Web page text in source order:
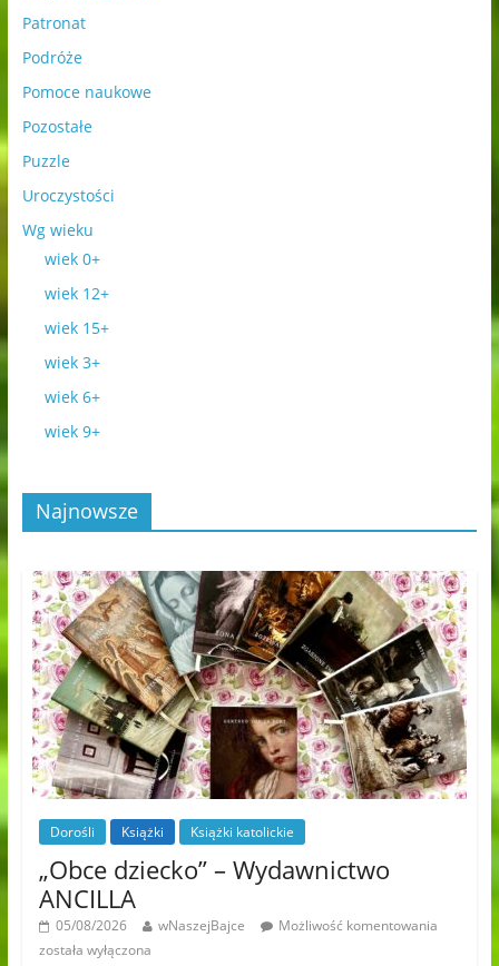
Patronat
Podróże
Pomoce naukowe
Pozostałe
Puzzle
Uroczystości
Wg wieku
wiek 0+
wiek 12+
wiek 15+
wiek 3+
wiek 6+
wiek 9+
Najnowsze
Dorośli Książki Książki katolickie
„Obce dziecko” – Wydawnictwo
ANCILLA
05/08/2026 wNaszejBajce
Możliwość komentowania
została wyłączona